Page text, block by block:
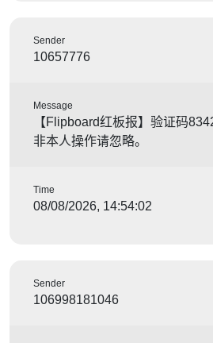
Sender
10657776
Message
【Flipboard红板报】验证码
非本人操作请忽略。
Time
08/08/2026, 14:54:02
Sender
106998181046